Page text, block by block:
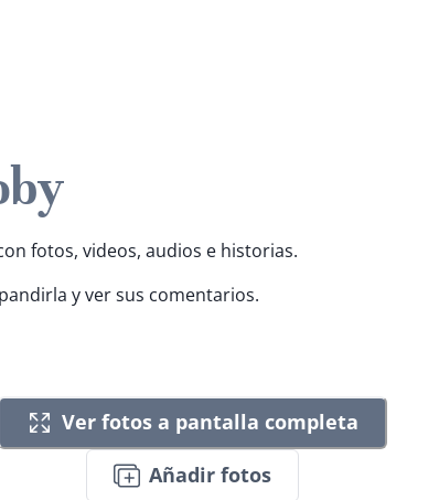
fotos, videos, audios e historias.
y ver sus comentarios.
Ver fotos a pantalla completa
Añadir fotos